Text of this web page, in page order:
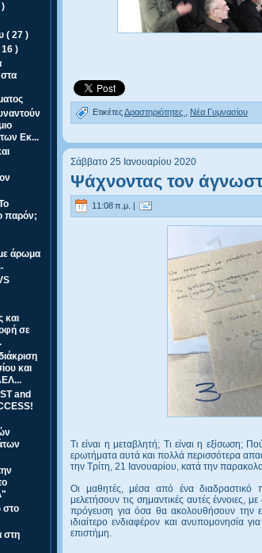
)
( 27 )
16 )
Εκ...
παρόν;
άρωμα
και
σε
και
and
στο
στη
ΕτικέτεςΔραστηριότητες Νέα Γυμνασίου
Σάββατο 25 Ιανουαρίου 2020
Ψάχνοντας τον
11:08 π.μ. |
Τι είναι η μεταβλητή; Τι είναι η εξίσωση;
ερωτήματα αυτά και πολλά περισσότερα
την Τρίτη, 21 Ιανουαρίου, κατά την
Οι μαθητές, μέσα από ένα διαδραστικό
μελετήσουν τις σημαντικές αυτές έννοιες,
πρόγευση για όσα θα ακολουθήσουν την
ιδιαίτερο ενδιαφέρον και ανυπομονησία
επιστήμη.